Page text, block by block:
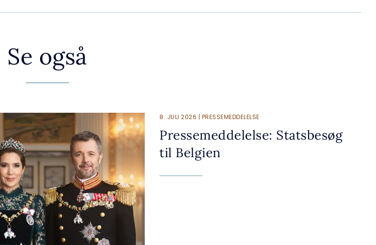
Se også
8. JULI 2026 | PRESSEMEDDELELSE
Pressemeddelelse: Statsbesøg
til Belgien